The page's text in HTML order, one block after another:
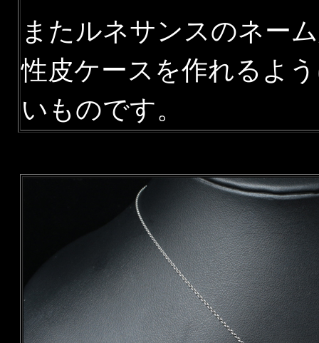
またルネサンスのネー
性皮ケースを作れるよ
いものです。